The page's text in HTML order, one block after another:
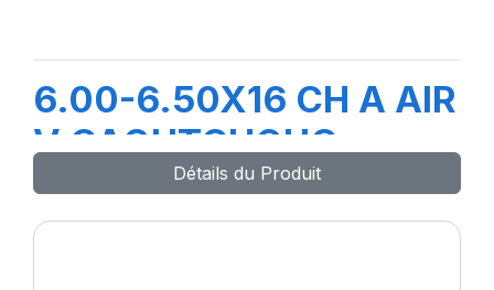
6.00-6.50X16 CH A AIR
V CAOUTCHOUC
Détails du Produit